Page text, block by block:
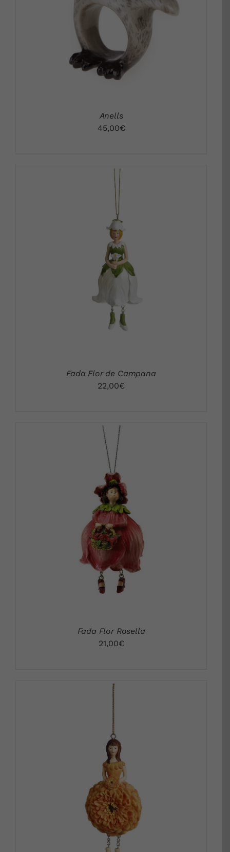
DETALLS
Anells
45,00€
DETALLS
Fada Flor de Campana
22,00€
DETALLS
Fada Flor Rosella
21,00€
DETALLS